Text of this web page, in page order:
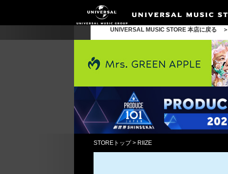
UNIVERSAL MUSIC STORE 本店に戻る ＞
STOREトップ> RIIZE